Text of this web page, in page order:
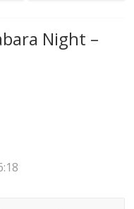
Night –